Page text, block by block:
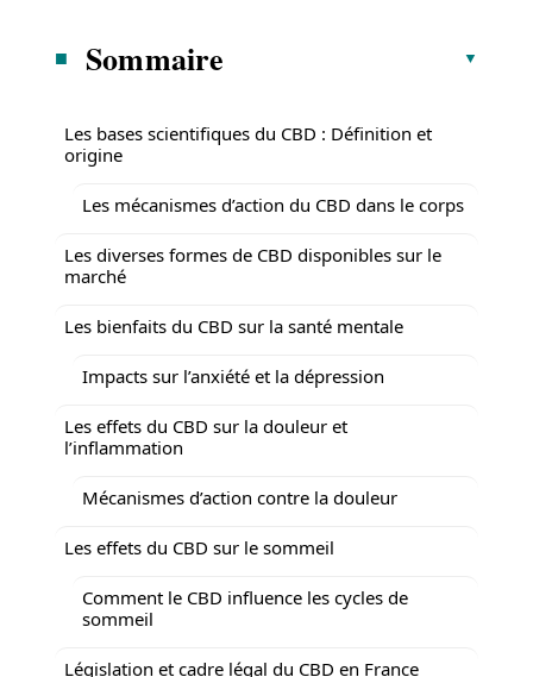
Sommaire
Les bases scientifiques du CBD : Définition et
origine
Les mécanismes d’action du CBD dans le corps
Les diverses formes de CBD disponibles sur le
marché
Les bienfaits du CBD sur la santé mentale
Impacts sur l’anxiété et la dépression
Les effets du CBD sur la douleur et
l’inflammation
Mécanismes d’action contre la douleur
Les effets du CBD sur le sommeil
Comment le CBD influence les cycles de
sommeil
Législation et cadre légal du CBD en France